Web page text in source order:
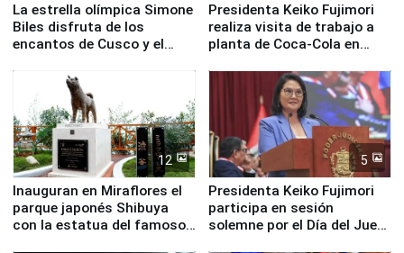
La estrella olímpica Simone
Biles disfruta de los
encantos de Cusco y el
Presidenta Keiko Fujimori
realiza visita de trabajo a
planta de Coca-Cola en
12
Inauguran en Miraflores el
parque japonés Shibuya
con la estatua del famoso
5
Presidenta Keiko Fujimori
participa en sesión
solemne por el Día del Juez